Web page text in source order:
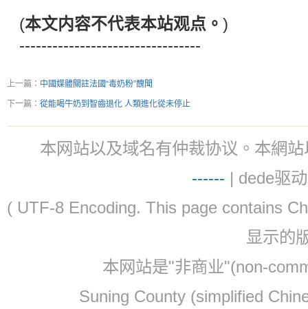
(本文内容不代表本站观点。 )
---------------------------------
上一篇： 中國媒體關註法國“毒奶粉”醜聞
下一篇： 從能喝牛奶到智齒退化 人類進化從未停止
本网站以及域名有仲裁协议。本網
------ | dede驱
( UTF-8 Encoding. This page contains
显示的
本网站是"非商业"(non-
Suning County (simplified